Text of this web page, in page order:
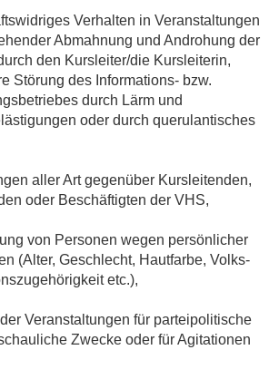
Verhalten in Veranstaltungen
Abmahnung und Androhung der
den Kursleiter/die Kursleiterin,
Störung des Informations- bzw.
durch Lärm und
oder durch querulantisches
aller Art gegenüber Kursleitenden,
oder Beschäftigten der VHS,
von Personen wegen persönlicher
(Alter, Geschlecht, Hautfarbe, Volks-
etc.),
Veranstaltungen für parteipolitische
Zwecke oder für Agitationen